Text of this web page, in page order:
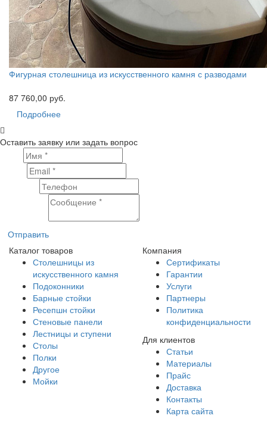
Фигурная столешница из искусственного камня с разводами
87 760,00 руб.
Подробнее
Оставить заявку или задать вопрос
Отправить
Каталог товаров
Столешницы из
искусственного камня
Подоконники
Барные стойки
Ресепшн стойки
Стеновые панели
Лестницы и ступени
Столы
Полки
Другое
Мойки
Компания
Сертификаты
Гарантии
Услуги
Партнеры
Политика
конфиденциальности
Для клиентов
Статьи
Материалы
Прайс
Доставка
Контакты
Карта сайта